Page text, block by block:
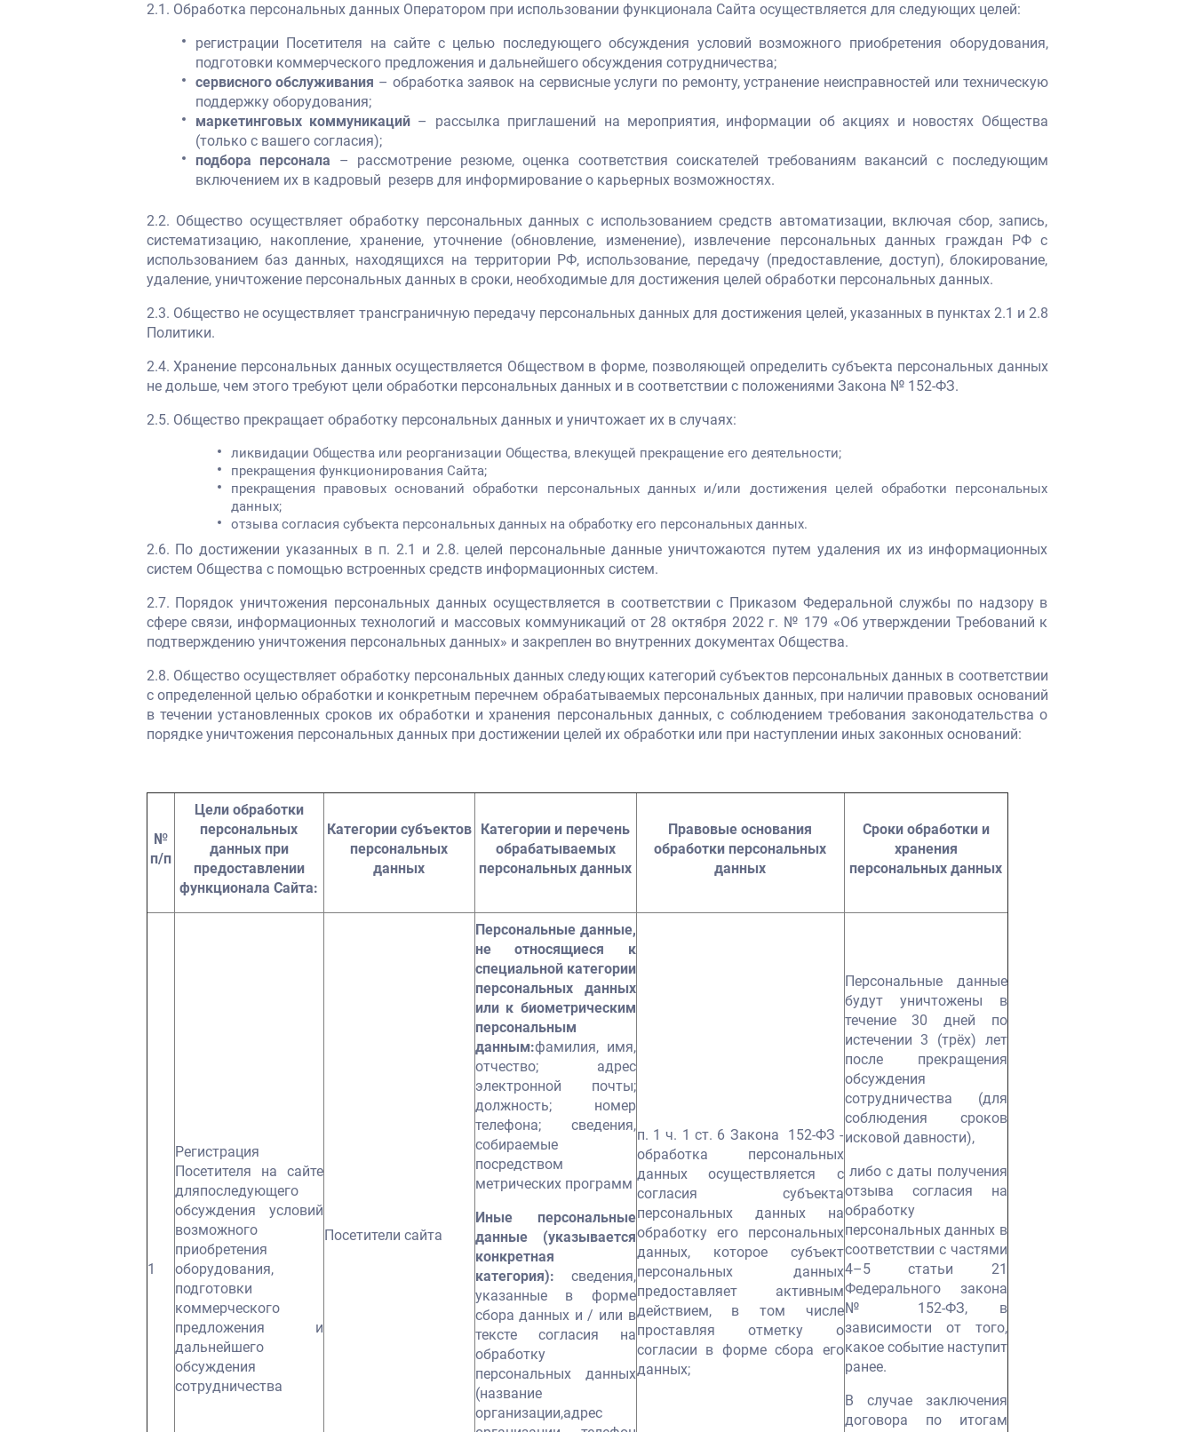
2.1. Обработка персональных данных Оператором при использовании функционала Сайта осуществляется для следующих целей:
регистрации Посетителя на сайте с целью последующего обсуждения условий возможного приобретения оборудования,
подготовки коммерческого предложения и дальнейшего обсуждения сотрудничества;
сервисного обслуживания – обработка заявок на сервисные услуги по ремонту, устранение неисправностей или техническую
поддержку оборудования;
маркетинговых коммуникаций– рассылка приглашений на мероприятия, информации об акциях и новостях Общества
(только с вашего согласия);
подбора персонала – рассмотрение резюме, оценка соответствия соискателей требованиям вакансий с последующим
включением их в кадровый резерв для информирование о карьерных возможностях.
2.2. Общество осуществляет обработку персональных данных с использованием средств автоматизации, включая сбор, запись,
систематизацию, накопление, хранение, уточнение (обновление, изменение), извлечение персональных данных граждан РФ с
использованием баз данных, находящихся на территории РФ, использование, передачу (предоставление, доступ), блокирование,
удаление, уничтожение персональных данных в сроки, необходимые для достижения целей обработки персональных данных.
2.3. Общество не осуществляет трансграничную передачу персональных данных для достижения целей, указанных в пунктах 2.1 и 2.8
Политики.
2.4. Хранение персональных данных осуществляется Обществом в форме, позволяющей определить субъекта персональных данных
не дольше, чем этого требуют цели обработки персональных данных и в соответствии с положениями Закона № 152-ФЗ.
2.5. Общество прекращает обработку персональных данных и уничтожает их в случаях:
ликвидации Общества или реорганизации Общества, влекущей прекращение его деятельности;
прекращения функционирования Сайта;
прекращения правовых оснований обработки персональных данных и/или достижения целей обработки персональных
данных;
отзыва согласия субъекта персональных данных на обработку его персональных данных.
2.6. По достижении указанных в п. 2.1 и 2.8. целей персональные данные уничтожаются путем удаления их из информационных
систем Общества с помощью встроенных средств информационных систем.
2.7. Порядок уничтожения персональных данных осуществляется в соответствии с Приказом Федеральной службы по надзору в
сфере связи, информационных технологий и массовых коммуникаций от 28 октября 2022 г. № 179 «Об утверждении Требований к
подтверждению уничтожения персональных данных» и закреплен во внутренних документах Общества.
2.8. Общество осуществляет обработку персональных данных следующих категорий субъектов персональных данных в соответствии
с определенной целью обработки и конкретным перечнем обрабатываемых персональных данных, при наличии правовых оснований
в течении установленных сроков их обработки и хранения персональных данных, с соблюдением требования законодательства о
порядке уничтожения персональных данных при достижении целей их обработки или при наступлении иных законных оснований:
№
п/п
Цели обработки
персональных
данных при
предоставлении
функционала Сайта:
Категории субъектов
персональных
данных
Категории и перечень
обрабатываемых
персональных данных
Правовые основания
обработки персональных
данных
Сроки обработки и
хранения
персональных данных
1
Регистрация
Посетителя на сайте
дляпоследующего
обсуждения условий
возможного
приобретения
оборудования,
подготовки
коммерческого
предложения и
дальнейшего
обсуждения
сотрудничества
Посетители сайта
Персональные данные,
не относящиеся к
специальной категории
персональных данных
или к биометрическим
персональным
данным:фамилия, имя,
отчество; адрес
электронной почты;
должность; номер
телефона; сведения,
собираемые
посредством
метрических программ
Иные персональные
данные (указывается
конкретная
категория): сведения,
указанные в форме
сбора данных и / или в
тексте согласия на
обработку
персональных данных
(название
организации,адрес
п. 1 ч. 1 ст. 6 Закона 152-ФЗ -
обработка персональных
данных осуществляется с
согласия субъекта
персональных данных на
обработку его персональных
данных, которое субъект
персональных данных
предоставляет активным
действием, в том числе
проставляя отметку о
согласии в форме сбора его
данных;
Персональные данные
будут уничтожены в
течение 30 дней по
истечении 3 (трёх) лет
после прекращения
обсуждения
сотрудничества (для
соблюдения сроков
исковой давности),
либо с даты получения
отзыва согласия на
обработку
персональных данных в
соответствии с частями
4–5 статьи 21
Федерального закона
№ 152-ФЗ, в
зависимости от того,
какое событие наступит
ранее.
В случае заключения
договора по итогам